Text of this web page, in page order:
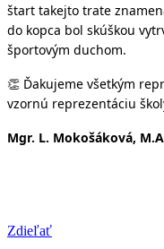
štart takejto trate
do kopca bol skúškou
športovým duchom.
👏 Ďakujeme všetkým
vzornú reprezentáciu
Mgr. L. Mokošáková,
Zdieľať